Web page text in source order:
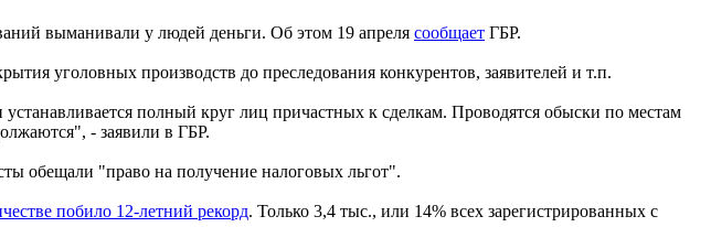
выманивали у людей деньги. Об этом 19 апреля сообщает ГБР.
уголовных производств до преследования конкурентов, заявителей и т.п.
полный круг лиц причастных к сделкам. Проводятся обыски по местам
- заявили в ГБР.
обещали "право на получение налоговых льгот".
побило 12-летний рекорд. Только 3,4 тыс., или 14% всех зарегистрированных с